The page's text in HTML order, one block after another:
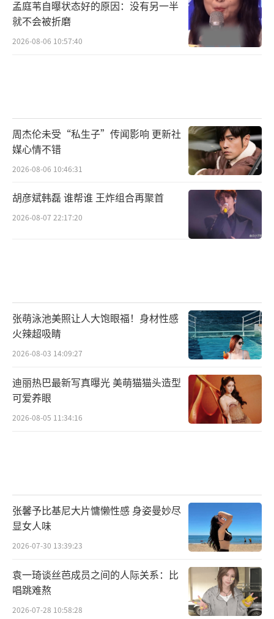
层层叠进环环相扣 抽丝剥茧深挖隐藏真相
在今晚播出的剧情中，《公诉》开篇就用
原因，检察官安旎用时两年审理案卷、审讯嫌
疑人，终于获取到该犯罪集团高层领导人的线
索老A，并在公检两方重启7·23专案的会议上
和刑警队长何陆源组成搭档，联合办理查明真
相。与此同时，朱辛妻子意外死亡的案件也正
同步进行，但案件因为家人拒绝法医解剖导致
更深层的交织？随着剧情的层层铺垫，以7·23
专案为中心的跨境网络诈骗犯罪集团正在缓缓
浮出水面，安旎、何陆源等人将如何与犯罪分
子斡旋，抽丝剥茧挖出隐藏在千里之外的毒
瘤，更多谜团亟待解开。
作为中国首部女公诉人题材的电视连续
的职业生涯。尤其是在互联网舆情汹涌的今
天，《公诉》主动寻求社会热点作为剧情切入
点，起笔专业而落脚在有烟火气的日常点滴，
不仅浓缩了各种让观众有高度共鸣的社会行
为、社会情绪，也勾绘了普通检察官的生活图
景，成为法治社会下一个有温度、有力量的时
代注脚。
孟庭苇自曝状态好的原因：没有另一半
就不会被折磨
2026-08-06 10:57:40
周杰伦未受“私生子”传闻影响 更新社
媒心情不错
2026-08-06 10:46:31
胡彦斌韩磊 谁帮谁 王炸组合再聚首
2026-08-07 22:17:20
张萌泳池美照让人大饱眼福！身材性感
火辣超吸睛
2026-08-03 14:09:27
迪丽热巴最新写真曝光 美萌猫猫头造型
可爱养眼
2026-08-05 11:34:16
张馨予比基尼大片慵懒性感 身姿曼妙尽
显女人味
2026-07-30 13:39:23
袁一琦谈丝芭成员之间的人际关系：比
唱跳难熬
2026-07-28 10:58:28